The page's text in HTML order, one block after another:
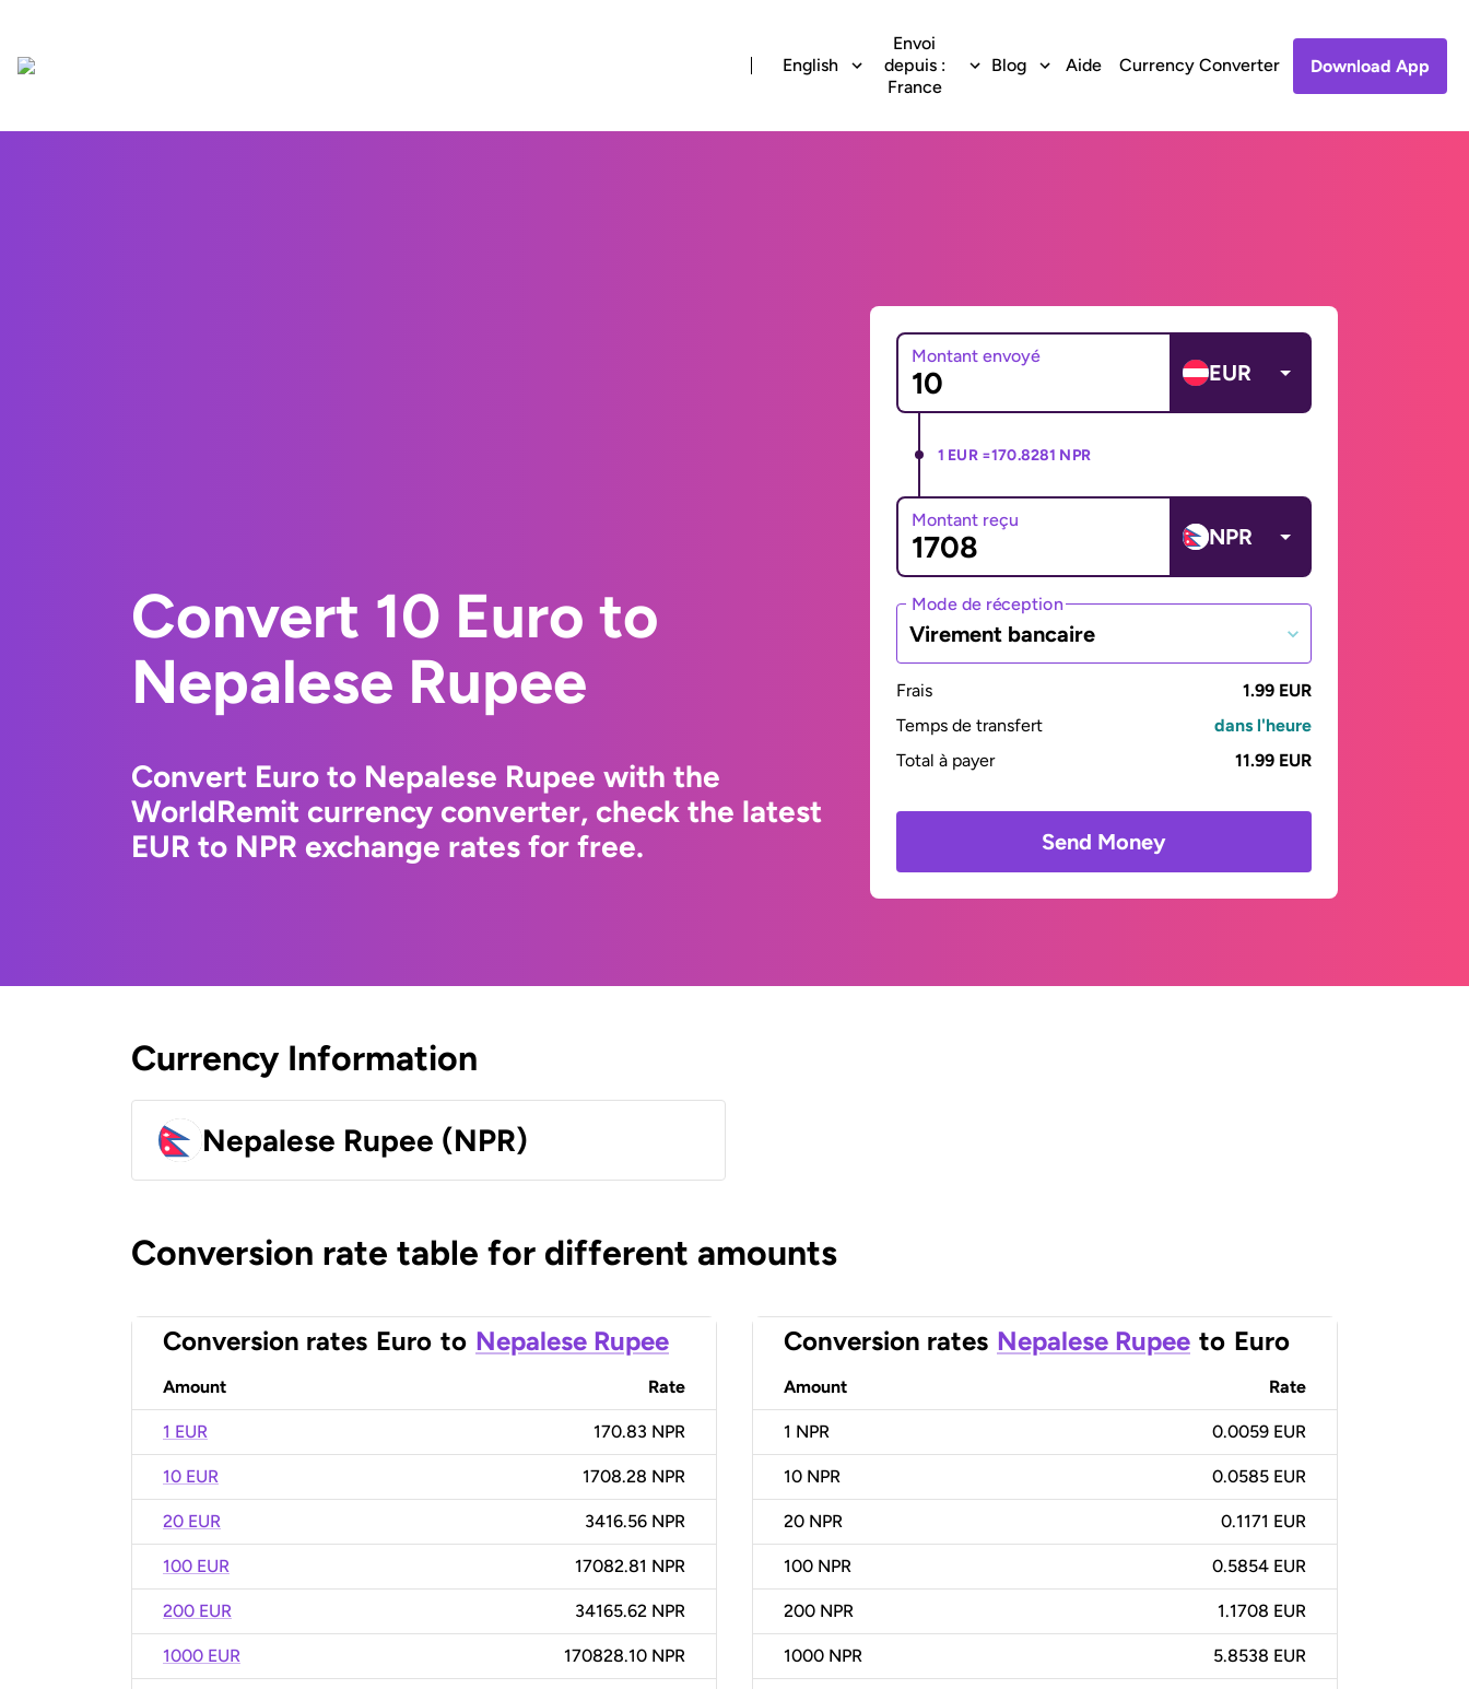
English
Envoi
depuis :
France
Blog Aide Currency Converter Download App
Convert 10 Euro to
Nepalese Rupee
Convert Euro to Nepalese Rupee with the
WorldRemit currency converter, check the latest
EUR to NPR exchange rates for free.
Montant envoyé
EUR
1 EUR =170.8281 NPR
Montant reçu
NPR
Mode de réception
Virement bancaire
Frais
1.99 EUR
Temps de transfert
dans l'heure
Total à payer
11.99 EUR
Send Money
Currency Information
Nepalese Rupee (NPR)
Conversion rate table for different amounts
Conversion rates Euro to Nepalese Rupee
Amount Rate
1 EUR 170.83 NPR
10 EUR 1708.28 NPR
20 EUR 3416.56 NPR
100 EUR 17082.81 NPR
200 EUR 34165.62 NPR
1000 EUR 170828.10 NPR
Conversion rates Nepalese Rupee to Euro
Amount Rate
1 NPR 0.0059 EUR
10 NPR 0.0585 EUR
20 NPR 0.1171 EUR
100 NPR 0.5854 EUR
200 NPR 1.1708 EUR
1000 NPR 5.8538 EUR